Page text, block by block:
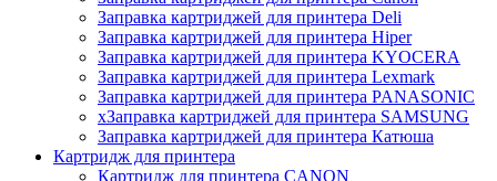
Заправка картриджей для принтера Deli
Заправка картриджей для принтера Hiper
Заправка картриджей для принтера KYOCERA
Заправка картриджей для принтера Lexmark
Заправка картриджей для принтера PANASONIC
xЗаправка картриджей для принтера SAMSUNG
Заправка картриджей для принтера Катюша
Картридж для принтера
Картридж для принтера CANON